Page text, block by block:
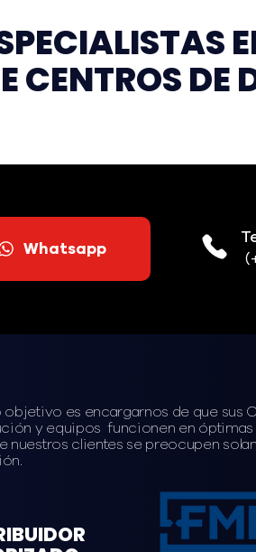
CENTROS DE
Whatsapp
objetivo es encargarnos de que sus
y equipos funcionen en
nuestros clientes se preocupen